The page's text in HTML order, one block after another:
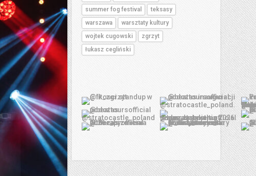
summer fog festival
teksasy
warszawa
warsztaty kultury
wojtek cugowski
zgrzyt
łukasz cegliński